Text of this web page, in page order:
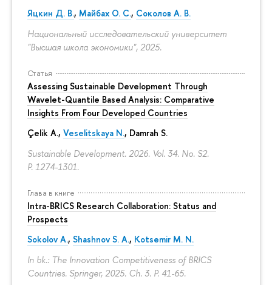
Яцкин Д. В., Майбах О. С., Соколов А. В.
Национальный исследовательский университет
"Высшая школа экономики", 2025.
Статья
Assessing Sustainable Development Through
Wavelet-Quantile Based Analysis: Comparative
Insights From Four Developed Countries
Çelik A., Veselitskaya N., Damrah S.
Sustainable Development. 2026. Vol. 34. No. S2.
P. 1274-1301.
Глава в книге
Intra-BRICS Research Collaboration: Status and
Prospects
Sokolov A., Shashnov S. A., Kotsemir M. N.
In bk.: The Innovation Competitiveness of BRICS
Countries. Springer, 2025. Ch. 3. P. 41-65.